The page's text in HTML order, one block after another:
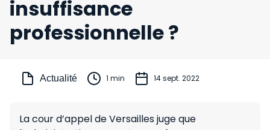
insuffisance
professionnelle ?
Actualité 1 min 14 sept. 2022
La cour d’appel de Versailles juge que